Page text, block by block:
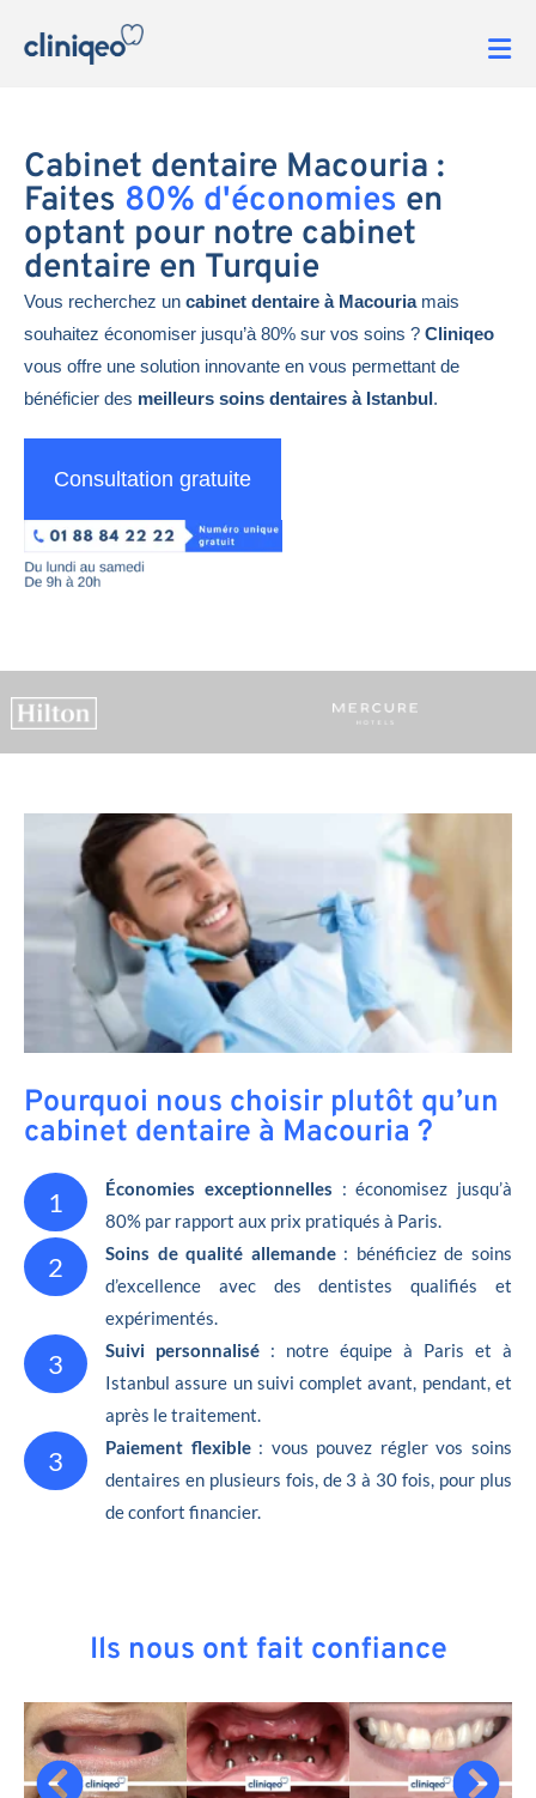
Cabinet dentaire Macouria :
Faites 80% d'économies en
optant pour notre cabinet
dentaire en Turquie
Vous recherchez un cabinet dentaire à Macouria mais
souhaitez économiser jusqu’à 80% sur vos soins ? Cliniqeo
vous offre une solution innovante en vous permettant de
bénéficier des meilleurs soins dentaires à Istanbul.
Consultation gratuite
Pourquoi nous choisir plutôt qu’un
cabinet dentaire à Macouria ?
1 Économies exceptionnelles : économisez jusqu’à
80% par rapport aux prix pratiqués à Paris.
2 Soins de qualité allemande: bénéficiez de soins
d’excellence avec des dentistes qualifiés et
expérimentés.
3 Suivi personnalisé : notre équipe à Paris et à
Istanbul assure un suivi complet avant, pendant, et
après le traitement.
3 Paiement flexible: vous pouvez régler vos soins
dentaires en plusieurs fois, de 3 à 30 fois, pour plus
de confort financier.
Ils nous ont fait confiance